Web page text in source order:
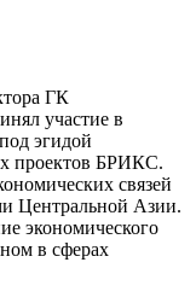
ГК
участие в
эгидой
проектов БРИКС.
связей
Центральной Азии.
экономического
в сферах